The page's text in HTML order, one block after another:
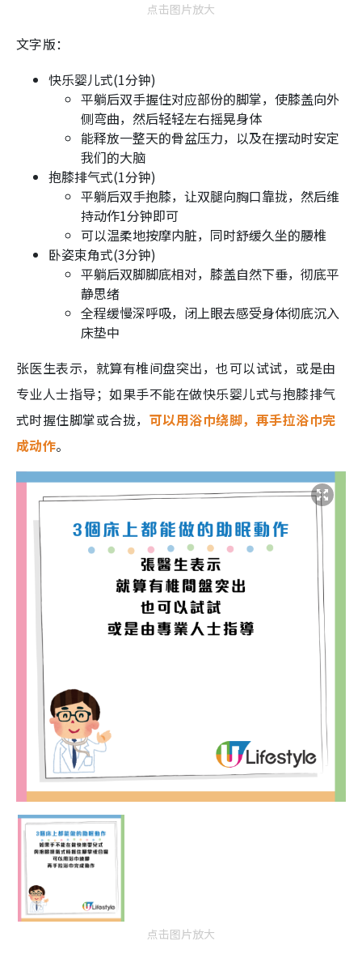
点击图片放大
文字版：
快乐婴儿式(1分钟)
平躺后双手握住对应部份的脚掌，使膝盖向外
侧弯曲，然后轻轻左右摇晃身体
能释放一整天的骨盆压力，以及在摆动时安定
我们的大脑
抱膝排气式(1分钟)
平躺后双手抱膝，让双腿向胸口靠拢，然后维
持动作1分钟即可
可以温柔地按摩内脏，同时舒缓久坐的腰椎
卧姿束角式(3分钟)
平躺后双脚脚底相对，膝盖自然下垂，彻底平
静思绪
全程缓慢深呼吸，闭上眼去感受身体彻底沉入
床垫中
张医生表示，就算有椎间盘突出，也可以试试，或是由
专业人士指导；如果手不能在做快乐婴儿式与抱膝排气
式时握住脚掌或合拢， 可以用浴巾绕脚，再手拉浴巾完
成动作。
点击图片放大